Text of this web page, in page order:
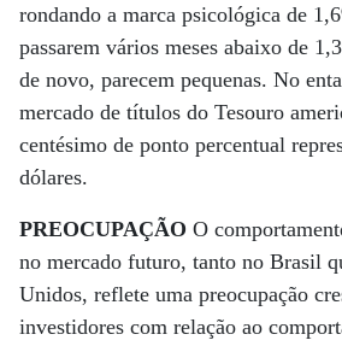
rondando a marca psicológica de
passarem vários meses abaixo de
de novo, parecem pequenas. No
mercado de títulos do Tesouro
centésimo de ponto percentual
dólares.
PREOCUPAÇÃO O
no mercado futuro, tanto no Brasil
Unidos, reflete uma preocupação
investidores com relação ao